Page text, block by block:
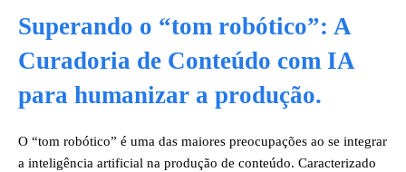
Superando o “tom robótico”: A
Curadoria de Conteúdo com IA
para humanizar a produção.
O “tom robótico” é uma das maiores preocupações ao se integrar
a inteligência artificial na produção de conteúdo. Caracterizado